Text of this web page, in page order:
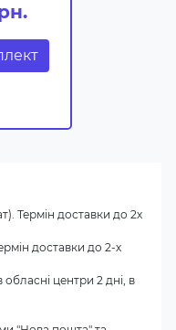
Термін доставки до 2х
доставки до 2-х
центри 2 дні, в